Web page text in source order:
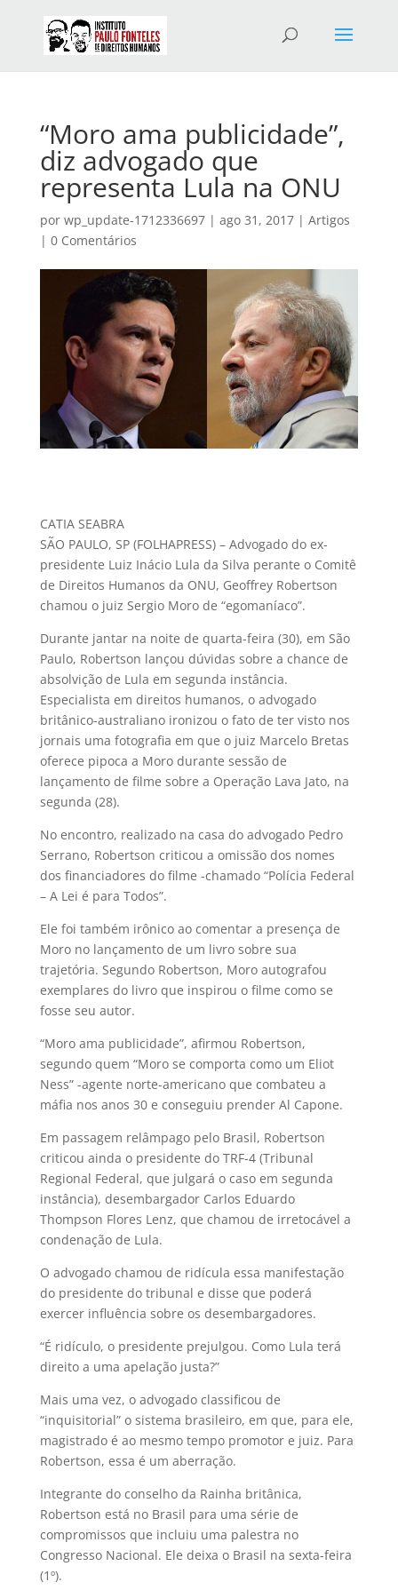
“Moro ama publicidade”,
diz advogado que
representa Lula na ONU
por wp_update-1712336697| ago 31, 2017| Artigos
| 0 Comentários
CATIA SEABRA
SÃO PAULO, SP (FOLHAPRESS) – Advogado do ex-
presidente Luiz Inácio Lula da Silva perante o Comitê
de Direitos Humanos da ONU, Geoffrey Robertson
chamou o juiz Sergio Moro de “egomaníaco”.
Durante jantar na noite de quarta-feira (30), em São
Paulo, Robertson lançou dúvidas sobre a chance de
absolvição de Lula em segunda instância.
Especialista em direitos humanos, o advogado
britânico-australiano ironizou o fato de ter visto nos
jornais uma fotografia em que o juiz Marcelo Bretas
oferece pipoca a Moro durante sessão de
lançamento de filme sobre a Operação Lava Jato, na
segunda (28).
No encontro, realizado na casa do advogado Pedro
Serrano, Robertson criticou a omissão dos nomes
dos financiadores do filme -chamado “Polícia Federal
– A Lei é para Todos”.
Ele foi também irônico ao comentar a presença de
Moro no lançamento de um livro sobre sua
trajetória. Segundo Robertson, Moro autografou
exemplares do livro que inspirou o filme como se
fosse seu autor.
“Moro ama publicidade”, afirmou Robertson,
segundo quem “Moro se comporta como um Eliot
Ness” -agente norte-americano que combateu a
máfia nos anos 30 e conseguiu prender Al Capone.
Em passagem relâmpago pelo Brasil, Robertson
criticou ainda o presidente do TRF-4 (Tribunal
Regional Federal, que julgará o caso em segunda
instância), desembargador Carlos Eduardo
Thompson Flores Lenz, que chamou de irretocável a
condenação de Lula.
O advogado chamou de ridícula essa manifestação
do presidente do tribunal e disse que poderá
exercer influência sobre os desembargadores.
“É ridículo, o presidente prejulgou. Como Lula terá
direito a uma apelação justa?”
Mais uma vez, o advogado classificou de
“inquisitorial” o sistema brasileiro, em que, para ele,
magistrado é ao mesmo tempo promotor e juiz. Para
Robertson, essa é um aberração.
Integrante do conselho da Rainha britânica,
Robertson está no Brasil para uma série de
compromissos que incluiu uma palestra no
Congresso Nacional. Ele deixa o Brasil na sexta-feira
(1º).